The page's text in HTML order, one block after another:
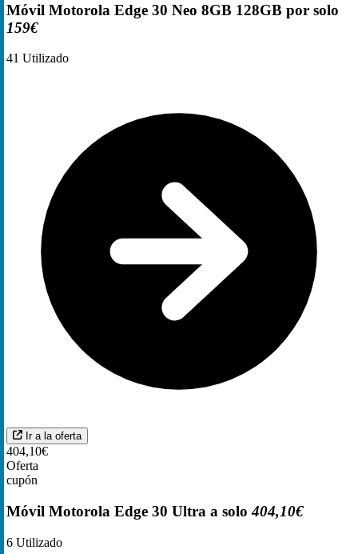
Móvil Motorola Edge 30 Neo 8GB 128GB por solo
159€
41 Utilizado
Ir a la oferta
404,10€
Oferta
cupón
Móvil Motorola Edge 30 Ultra a solo404,10€
6 Utilizado